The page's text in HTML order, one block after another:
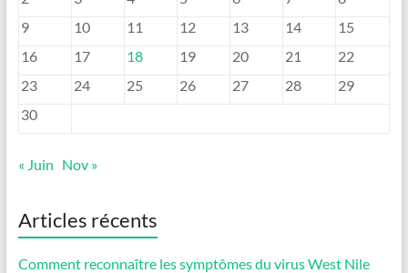
9
10 11 12 13 14
15
16
17 18 19 20 21
22
23
24 25 26 27 28
29
30
« Juin Nov »
Articles récents
Comment reconnaître les symptômes du virus West Nile